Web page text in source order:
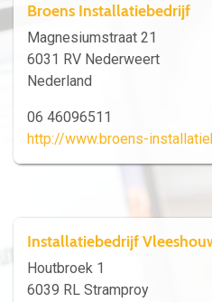
Broens Installatiebedrijf
Magnesiumstraat 21
6031 RV Nederweert
Nederland
06 46096511
http://www.broens-
Installatiebedrijf
Houtbroek 1
6039 RL Stramproy